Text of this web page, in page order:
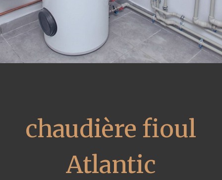
chaudière fioul
Atlantic